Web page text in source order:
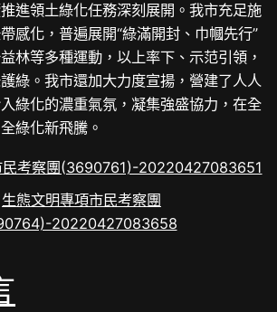
進領土綠化任務深刻展開。我市充足施
感化，普遍展開“綠滿開封、巾幗先行”
林等多種運動，以上率下、示范引領，
綠。我市還加大力度宣揚，營建了人人
綠化的濃重氣氛，凝集強盛協力，在全
綠化新飛騰。